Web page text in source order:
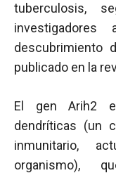
tuberculosis,
investigadores
descubrimiento
publicado en la
El gen Arih2
dendríticas (un
inmunitario,
organismo),